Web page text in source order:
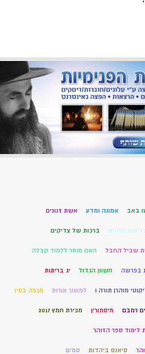
באב אמונה ומדע אשת זנונים
רוחנית ברכות של צדיקים
שביל החבל האם מותר ללמוד קבלה
בפרשה חשוון הגדול יג בריתות
מוהרן תורה ו למשוך אורות מגפה בסין
רמבם מיסתורין מכירת חמץ 2017
לימוד ספר הזוהר
סיאנס ביהדות סמים